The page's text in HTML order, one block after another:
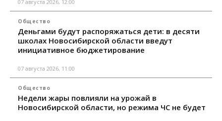
07 августа 2026, 12:00
Общество
Деньгами будут распоряжаться дети: в десяти
школах Новосибирской области введут
инициативное бюджетирование
07 августа 2026, 11:00
Общество
Недели жары повлияли на урожай в
Новосибирской области, но режима ЧС не будет